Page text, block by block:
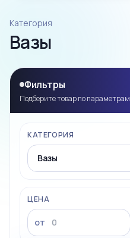
Категория
Вазы
Фильтры
Подберите товар по параметрам
КАТЕГОРИЯ
ЦЕНА
от